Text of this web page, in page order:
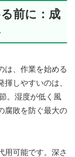
前に：成
は、作業を始める
揮しやすいのは、
。湿度が低く風
腐敗を防ぐ最大の
用可能です。深さ